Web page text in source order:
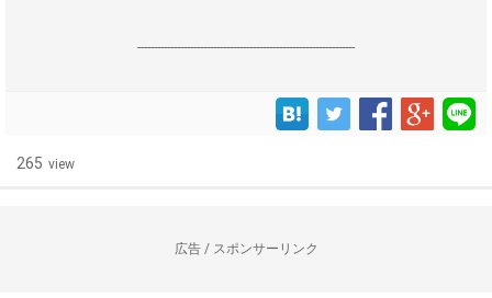
------------------------------------------------------------------
265 view
広告 / スポンサーリンク